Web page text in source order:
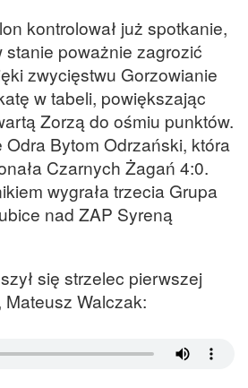
kontrolował już spotkanie,
stanie poważnie zagrozić
zwycięstwu Gorzowianie
w tabeli, powiększając
Zorzą do ośmiu punktów.
Bytom Odrzański, która
Czarnych Żagań 4:0.
wygrała trzecia Grupa
nad ZAP Syreną
się strzelec pierwszej
Walczak: